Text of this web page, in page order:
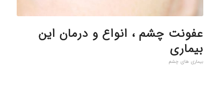
عفونت چشم ، انواع و درمان این
بیماری
بیماری های چشم